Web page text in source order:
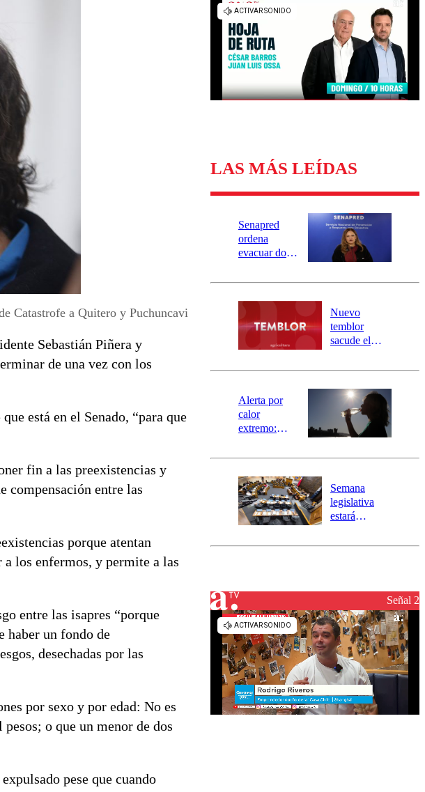
Universidad de Chile
Sustentabilidad
Catastrofe a Quitero y Puchuncavi
Sebastián Piñera y
de una vez con los
está en el Senado, “para que
fin a las preexistencias y
compensación entre las
porque atentan
los enfermos, y permite a las
entre las isapres “porque
haber un fondo de
desechadas por las
por sexo y por edad: No es
o que un menor de dos
pese que cuando
LAS MÁS LEÍDAS
Senapred
ordena
evacuar dos
Carahue por
río Damas:
activa
mensajería
SAE
Nuevo
temblor
sacude el
revisa la
epicentro
Alerta por
calor
extremo:
activa Alerta
Preventiva en
tres comunas
Semana
legislativa
estará
el fin de la
reconstrucciónSeñal 2